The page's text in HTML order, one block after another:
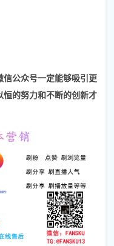
公众号一定能够吸引更
的努力和不断的创新才